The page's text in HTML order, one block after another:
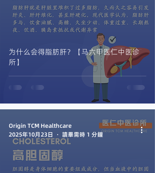
为什么会得脂肪肝？【马六甲医仁中医诊
所】
Origin TCM Healthcare
2025年10月23日
讀畢需時 1 分鐘